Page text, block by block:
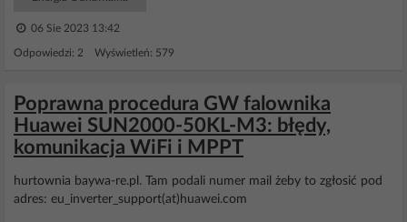
06 Sie 2023 13:42
Odpowiedzi: 2 Wyświetleń: 579
Poprawna procedura GW falownika
Huawei SUN2000-50KL-M3: błędy,
komunikacja WiFi i MPPT
hurtownia baywa-re.pl. Tam podali numer mail żeby to zgłosić pod
adres: eu_inverter_support(at)huawei.com